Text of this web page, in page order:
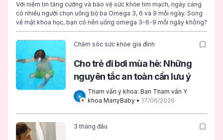
Với niềm tin tăng cường và bảo vệ sức khỏe tim mạch, ngày càng
có nhiều người chọn uống bộ ba Omega 3, 6 và 9 mỗi ngày. Song
về mặt khoa học, bạn có nên uống omega 3-6-9 mỗi ngày không?
Chăm sóc sức khỏe gia đình
Cho trẻ đi bơi mùa hè: Những
nguyên tắc an toàn cần lưu ý
Tham vấn y khoa: Ban Tham vấn Y
khoa MarryBaby • 17/06/2026
3 tháng đầu